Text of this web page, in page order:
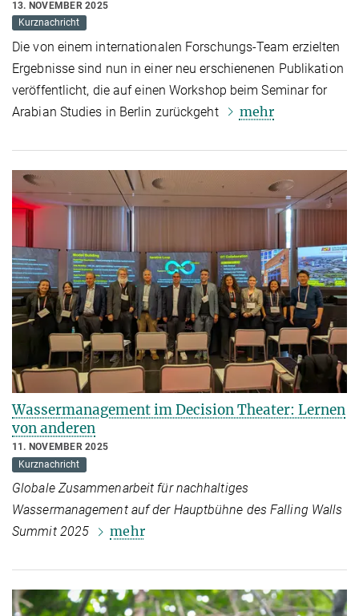
13. NOVEMBER 2025
Kurznachricht
Die von einem internationalen Forschungs-Team erzielten
Ergebnisse sind nun in einer neu erschienenen Publikation
veröffentlicht, die auf einen Workshop beim Seminar for
Arabian Studies in Berlin zurückgeht
mehr
Wassermanagement im Decision Theater: Lernen
von anderen
11. NOVEMBER 2025
Kurznachricht
Globale Zusammenarbeit für nachhaltiges
Wassermanagement auf der Hauptbühne des Falling Walls
Summit 2025
mehr